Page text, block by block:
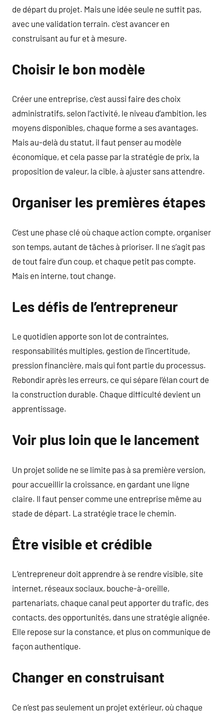
de départ du projet. Mais une idée seule ne suffit pas,
avec une validation terrain. c’est avancer en
construisant au fur et à mesure.
Choisir le bon modèle
Créer une entreprise, c’est aussi faire des choix
administratifs, selon l’activité, le niveau d’ambition, les
moyens disponibles, chaque forme a ses avantages.
Mais au-delà du statut, il faut penser au modèle
économique, et cela passe par la stratégie de prix, la
proposition de valeur, la cible, à ajuster sans attendre.
Organiser les premières étapes
C’est une phase clé où chaque action compte, organiser
son temps, autant de tâches à prioriser. Il ne s’agit pas
de tout faire d’un coup, et chaque petit pas compte.
Mais en interne, tout change.
Les défis de l’entrepreneur
Le quotidien apporte son lot de contraintes,
responsabilités multiples, gestion de l’incertitude,
pression financière, mais qui font partie du processus.
Rebondir après les erreurs, ce qui sépare l’élan court de
la construction durable. Chaque difficulté devient un
apprentissage.
Voir plus loin que le lancement
Un projet solide ne se limite pas à sa première version,
pour accueillir la croissance, en gardant une ligne
claire. Il faut penser comme une entreprise même au
stade de départ. La stratégie trace le chemin.
Être visible et crédible
L’entrepreneur doit apprendre à se rendre visible, site
internet, réseaux sociaux, bouche-à-oreille,
partenariats, chaque canal peut apporter du trafic, des
contacts, des opportunités, dans une stratégie alignée.
Elle repose sur la constance, et plus on communique de
façon authentique.
Changer en construisant
Ce n’est pas seulement un projet extérieur, où chaque